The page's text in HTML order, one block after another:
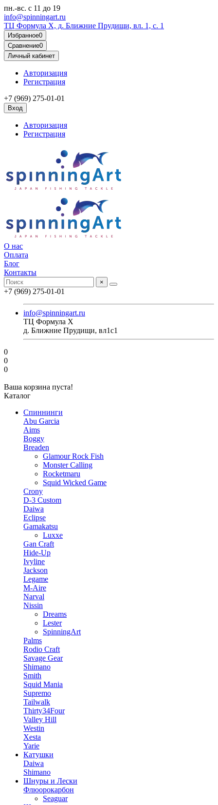
пн.-вс. с 11 до 19
info@spinningart.ru
ТЦ Формула X, д. Ближние Прудищи, вл. 1, с. 1
Избранное0
Сравнение0
Личный кабинет
Авторизация
Регистрация
+7 (969) 275-01-01
Вход
Авторизация
Регистрация
О нас
Оплата
Блог
Контакты
×
+7 (969) 275-01-01
info@spinningart.ru
ТЦ Формула X
д. Ближние Прудищи, вл1с1
0
0
0
Ваша корзина пуста!
Каталог
Спиннинги
Abu Garcia
Aims
Boggy
Breaden
Glamour Rock Fish
Monster Calling
Rocketmaru
Squid Wicked Game
Crony
D-3 Custom
Daiwa
Eclipse
Gamakatsu
Luxxe
Gan Craft
Hide-Up
Ivyline
Jackson
Legame
M-Aire
Narval
Nissin
Dreams
Lester
SpinningArt
Palms
Rodio Craft
Savage Gear
Shimano
Smith
Squid Mania
Supremo
Tailwalk
Thirty34Four
Valley Hill
Westin
Xesta
Yarie
Катушки
Daiwa
Shimano
Шнуры и Лески
Флюорокарбон
Seaguar